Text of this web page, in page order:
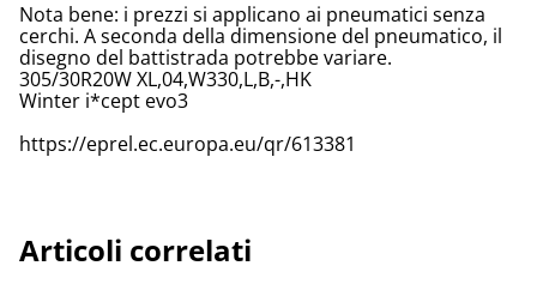
Nota bene: i prezzi si applicano ai pneumatici senza
cerchi. A seconda della dimensione del pneumatico, il
disegno del battistrada potrebbe variare.
305/30R20W XL,04,W330,L,B,-,HK
Winter i*cept evo3
https://eprel.ec.europa.eu/qr/613381
Articoli correlati